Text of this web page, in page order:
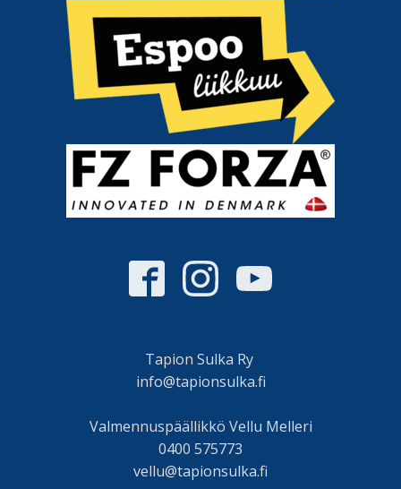
Tapion Sulka Ry
info@tapionsulka.fi
Valmennuspäällikkö Vellu Melleri
0400 575773
vellu@tapionsulka.fi